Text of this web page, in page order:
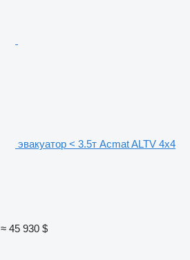
эвакуатор < 3.5т Acmat ALTV 4x4
≈ 45 930 $